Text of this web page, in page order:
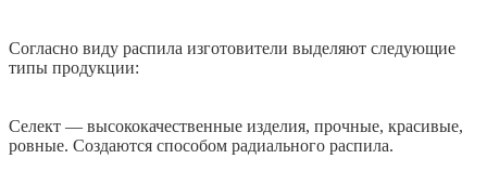
Согласно виду распила изготовители выделяют следующие
типы продукции:
Селект — высококачественные изделия, прочные, красивые,
ровные. Создаются способом радиального распила.